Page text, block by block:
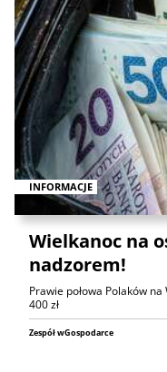
INFORMACJE
Wielkanoc na
nadzorem!
Prawie połowa Polaków
400 zł
Zespół wGospodarce